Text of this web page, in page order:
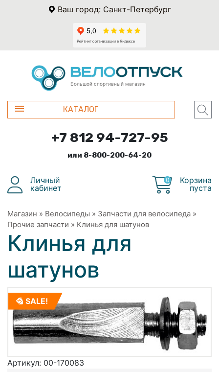
Ваш город: Санкт-Петербург
Большой спортивный магазин
КАТАЛОГ
+7 812 94-727-95
или 8-800-200-64-20
Личный
кабинет
0
Корзина
пуста
Магазин » Велосипеды » Запчасти для велосипеда »
Прочие запчасти » Клинья для шатунов
Клинья для
шатунов
SALE!
Артикул: 00-170083